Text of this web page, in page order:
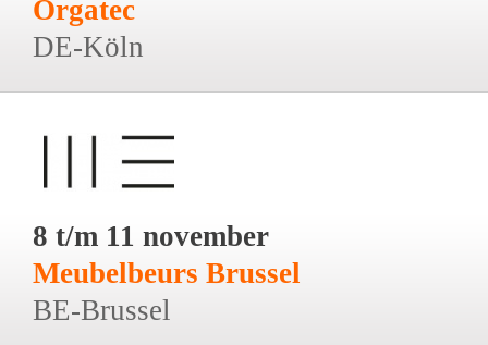
Orgatec
DE-Köln
8 t/m 11 november
Meubelbeurs Brussel
BE-Brussel